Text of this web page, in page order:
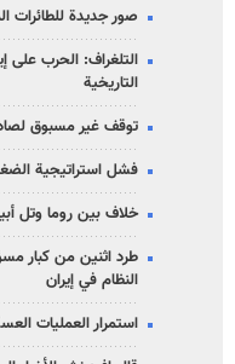
صور جديدة للطائرات
التلغراف: الحرب على
التاريخية
توقف غير مسبوق
فشل استراتيجية
خلاف بين روما وتل
طرد اثنين من كبار
النظام في إيران
استمرار العمليات